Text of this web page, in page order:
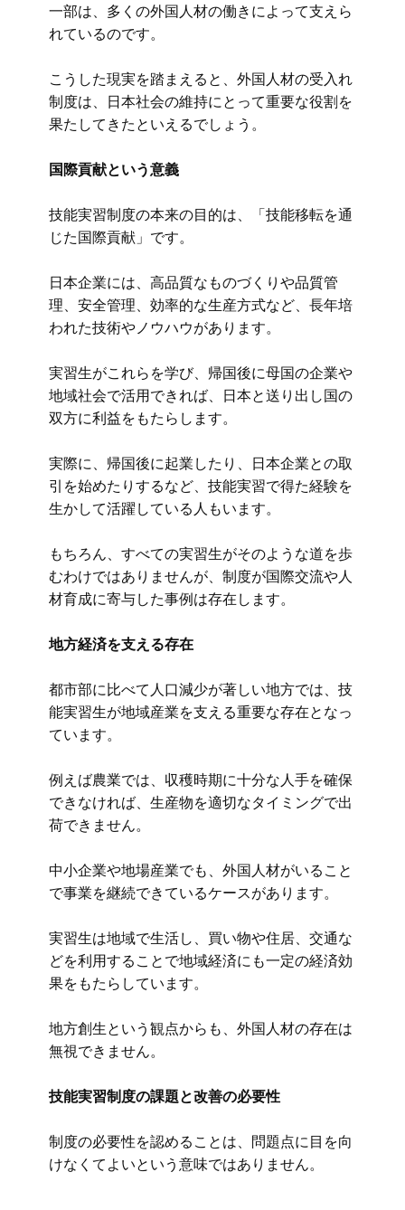
一部は、多くの外国人材の働きによって支えら
れているのです。
こうした現実を踏まえると、外国人材の受入れ
制度は、日本社会の維持にとって重要な役割を
果たしてきたといえるでしょう。
国際貢献という意義
技能実習制度の本来の目的は、「技能移転を通
じた国際貢献」です。
日本企業には、高品質なものづくりや品質管
理、安全管理、効率的な生産方式など、長年培
われた技術やノウハウがあります。
実習生がこれらを学び、帰国後に母国の企業や
地域社会で活用できれば、日本と送り出し国の
双方に利益をもたらします。
実際に、帰国後に起業したり、日本企業との取
引を始めたりするなど、技能実習で得た経験を
生かして活躍している人もいます。
もちろん、すべての実習生がそのような道を歩
むわけではありませんが、制度が国際交流や人
材育成に寄与した事例は存在します。
地方経済を支える存在
都市部に比べて人口減少が著しい地方では、技
能実習生が地域産業を支える重要な存在となっ
ています。
例えば農業では、収穫時期に十分な人手を確保
できなければ、生産物を適切なタイミングで出
荷できません。
中小企業や地場産業でも、外国人材がいること
で事業を継続できているケースがあります。
実習生は地域で生活し、買い物や住居、交通な
どを利用することで地域経済にも一定の経済効
果をもたらしています。
地方創生という観点からも、外国人材の存在は
無視できません。
技能実習制度の課題と改善の必要性
制度の必要性を認めることは、問題点に目を向
けなくてよいという意味ではありません。